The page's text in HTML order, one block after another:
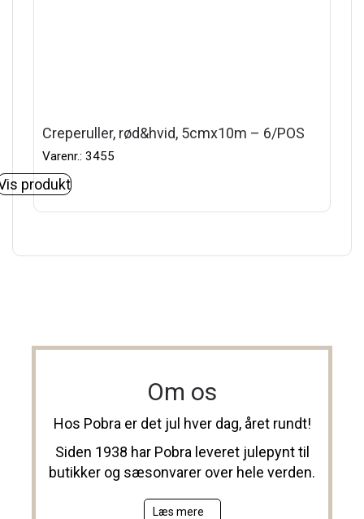
Creperuller, rød&hvid, 5cmx10m – 6/POS
Varenr.: 3455
produkt
Om os
Hos Pobra er det jul hver dag, året rundt!
Siden 1938 har Pobra leveret julepynt til
butikker og sæsonvarer over hele verden.
Læs mere